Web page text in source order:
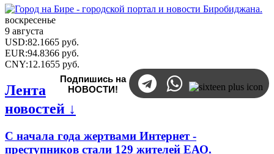
воскресенье
9 августа
USD:82.1665 руб.
EUR:94.8366 руб.
CNY:12.1655 руб.
Подпишись на
НОВОСТИ!
Лента
новостей ↓
С начала года жертвами Интернет -
преступников стали 129 жителей ЕАО.